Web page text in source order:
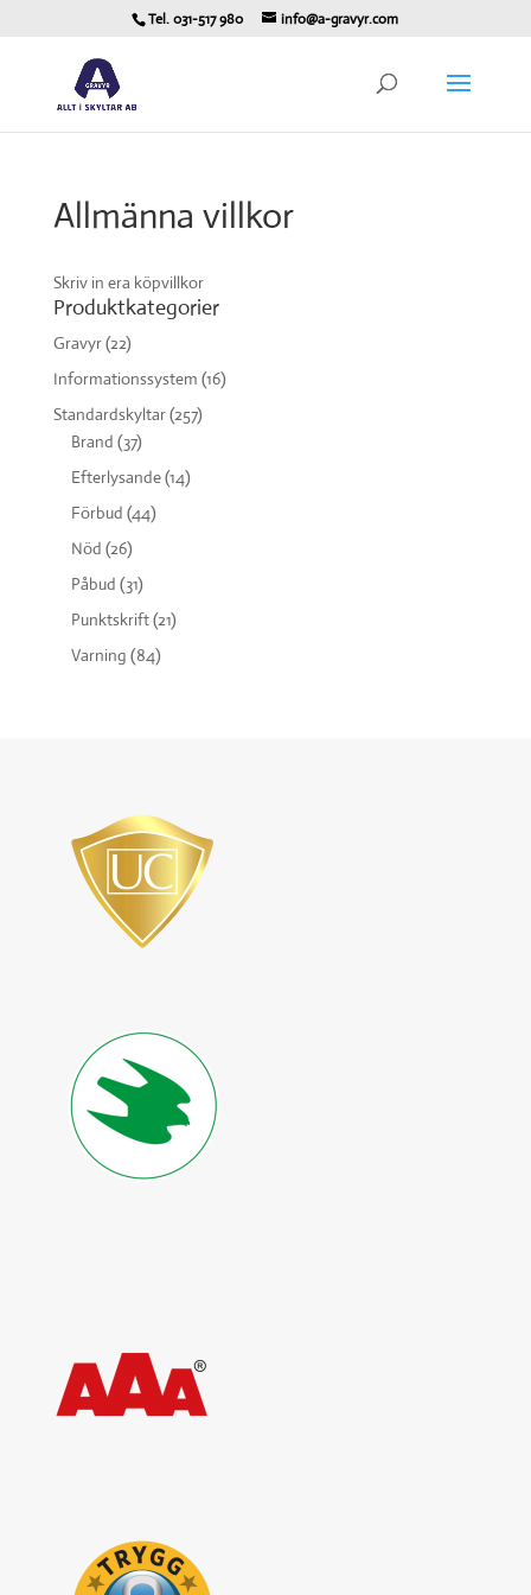
Tel. 031-517 980 info@a-gravyr.com
Allmänna villkor
Skriv in era köpvillkor
Produktkategorier
Gravyr(22)
Informationssystem (16)
Standardskyltar(257)
Brand (37)
Efterlysande(14)
Förbud (44)
Nöd (26)
Påbud (31)
Punktskrift(21)
Varning (84)